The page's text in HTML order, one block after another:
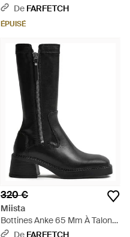
- Noir
De FARFETCH
ÉPUISÉ
320 €
Miista
Bottines Anke 65 Mm À Talon
Épais - Noir
De FARFETCH